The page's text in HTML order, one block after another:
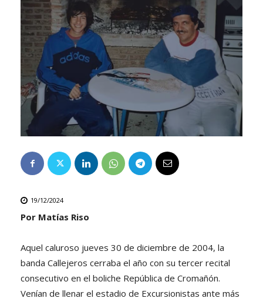
19/12/2024
Por Matías Riso
Aquel caluroso jueves 30 de diciembre de 2004, la
banda Callejeros cerraba el año con su tercer recital
consecutivo en el boliche República de Cromañón.
Venían de llenar el estadio de Excursionistas ante más